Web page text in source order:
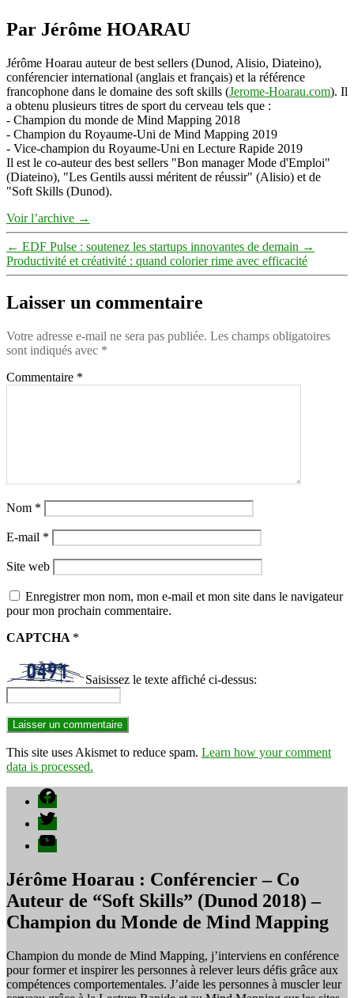
Par Jérôme HOARAU
Jérôme Hoarau auteur de best sellers (Dunod, Alisio, Diateino),
conférencier international (anglais et français) et la référence
francophone dans le domaine des soft skills (Jerome-Hoarau.com). Il
a obtenu plusieurs titres de sport du cerveau tels que :
- Champion du monde de Mind Mapping 2018
- Champion du Royaume-Uni de Mind Mapping 2019
- Vice-champion du Royaume-Uni en Lecture Rapide 2019
Il est le co-auteur des best sellers "Bon manager Mode d'Emploi"
(Diateino), "Les Gentils aussi méritent de réussir" (Alisio) et de
"Soft Skills (Dunod).
Voir l’archive →
← EDF Pulse : soutenez les startups innovantes de demain →
Productivité et créativité : quand colorier rime avec efficacité
Laisser un commentaire
Votre adresse e-mail ne sera pas publiée. Les champs obligatoires
sont indiqués avec *
Commentaire *
Nom *
E-mail *
Site web
Enregistrer mon nom, mon e-mail et mon site dans le navigateur
pour mon prochain commentaire.
CAPTCHA *
Saisissez le texte affiché ci-dessus:
This site uses Akismet to reduce spam. Learn how your comment
data is processed.
Facebook
Twitter
YouTube
Jérôme Hoarau : Conférencier – Co
Auteur de “Soft Skills” (Dunod 2018) –
Champion du Monde de Mind Mapping
Champion du monde de Mind Mapping, j’interviens en conférence
pour former et inspirer les personnes à relever leurs défis grâce aux
compétences comportementales. J’aide les personnes à muscler leur